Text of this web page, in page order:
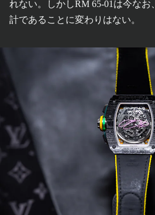
れない。しかしRM 65-01は今な
計であることに変わりはない。